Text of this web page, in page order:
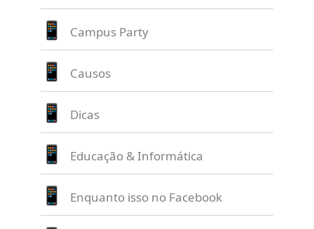
Campus Party
Causos
Dicas
Educação & Informática
Enquanto isso no Facebook